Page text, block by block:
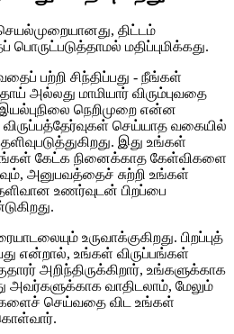
செயல்முறையானது, திட்டம்
பொருட்படுத்தாமல் மதிப்புமிக்கது.
பற்றி சிந்திப்பது - நீங்கள்
அல்லது மாமியார் விரும்புவதை
நெறிமுறை என்ன
செய்யாத வகையில்
இது உங்கள்
கேட்க நினைக்காத கேள்விகளை
அனுபவத்தைச் சுற்றி உங்கள்
உணர்வுடன் பிறப்பை
உருவாக்குகிறது. பிறப்புத்
என்றால், உங்கள் விருப்பங்கள்
அறிந்திருக்கிறார், உங்களுக்காக
அவர்களுக்காக வாதிடலாம், மேலும்
செய்வதை விட உங்கள்